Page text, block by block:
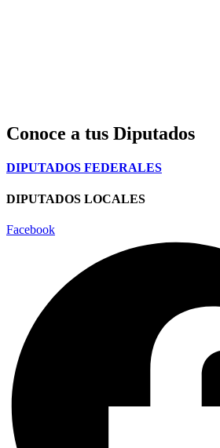
Conoce a tus Diputados
DIPUTADOS FEDERALES
DIPUTADOS LOCALES
Facebook